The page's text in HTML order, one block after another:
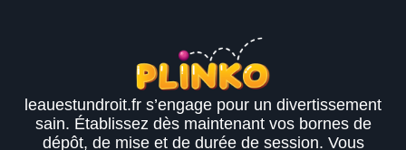
leauestundroit.fr s’engage pour un divertissement
sain. Établissez dès maintenant vos bornes de
dépôt, de mise et de durée de session. Vous